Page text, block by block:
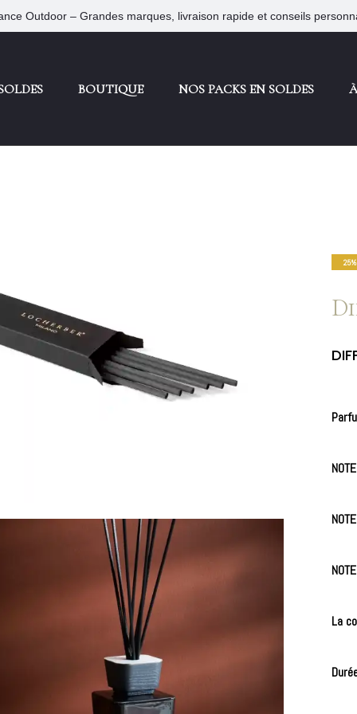
Outdoor – Grandes marques, livraison rapide et conseils
BOUTIQUE NOS PACKS EN SOLDES
25%
La